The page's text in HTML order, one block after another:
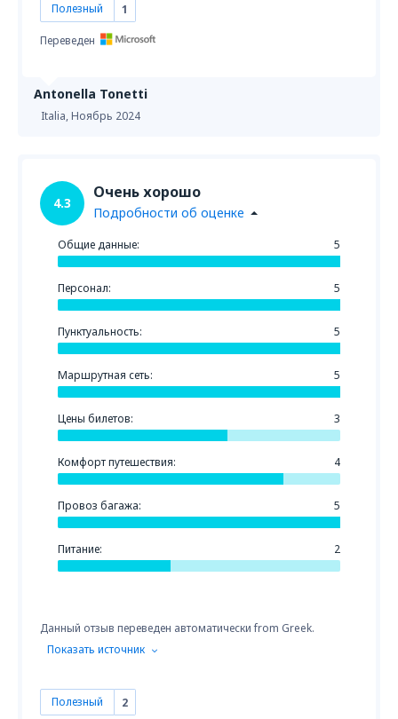
Antonella Tonetti
Italia,Ноябрь 2024
Полезный 1
Переведен
4.3
Очень хорошо
Подробности об оценке
Общие данные: 5
Персонал: 5
Пунктуальность: 5
Маршрутная сеть: 5
Цены билетов: 3
Комфорт путешествия: 4
Провоз багажа: 5
Питание: 2
Данный отзыв переведен автоматически from Greek.
Показать источник
Полезный 2